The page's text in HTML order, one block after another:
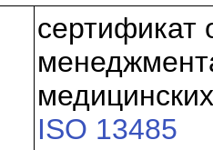
сертификат
ISO 13485